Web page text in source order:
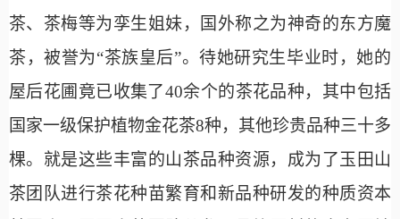
茶、茶梅等为孪生姐妹，国外称之为神奇的东方魔
茶，被誉为“茶族皇后”。待她研究生毕业时，她的
屋后花圃竟已收集了40余个的茶花品种，其中包括
国家一级保护植物金花茶8种，其他珍贵品种三十多
棵。就是这些丰富的山茶品种资源，成为了玉田山
茶团队进行茶花种苗繁育和新品种研发的种质资本